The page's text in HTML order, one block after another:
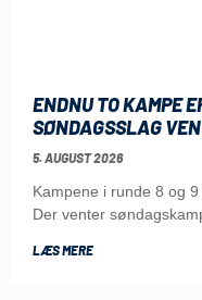
ENDNU TO KAMPE
SØNDAGSSLAG
5. AUGUST 2026
Kampene i runde 8 og
Der venter
LÆS MERE